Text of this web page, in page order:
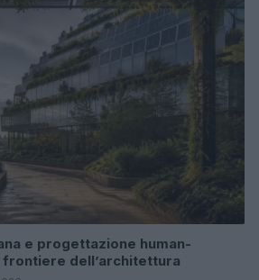
e progettazione human-
dell’architettura